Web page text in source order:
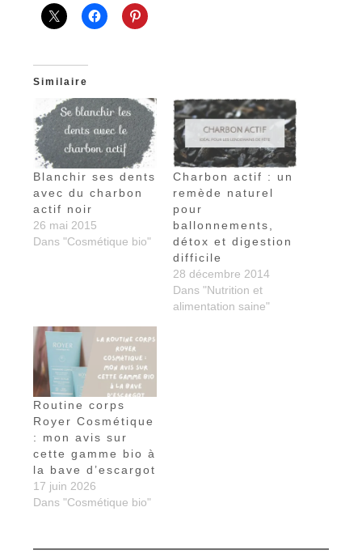
Similaire
Blanchir ses dents
avec du charbon
actif noir
26 mai 2015
Dans "Cosmétique bio"
Charbon actif : un
remède naturel
pour
ballonnements,
détox et digestion
difficile
28 décembre 2014
Dans "Nutrition et
alimentation saine"
Routine corps
Royer Cosmétique
: mon avis sur
cette gamme bio à
la bave d’escargot
17 juin 2026
Dans "Cosmétique bio"